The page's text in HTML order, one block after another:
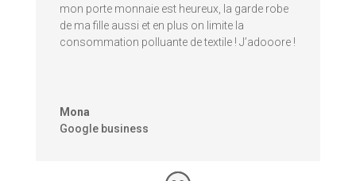
mon porte monnaie est heureux, la garde robe
de ma fille aussi et en plus on limite la
consommation polluante de textile ! J’adooore !
Mona
Google business